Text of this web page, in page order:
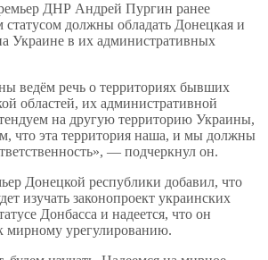
ДНР Андрей Пургин ранее
статусом должны обладать Донецкая и
Украине в их административных
ведём речь о территориях бывших
областей, их административной
на другую территорию Украины,
что эта территория наша, и мы должны
— подчеркнул он.
Донецкой республики добавил, что
изучать законопроект украинских
Донбасса и надеется, что он
мирному урегулированию.